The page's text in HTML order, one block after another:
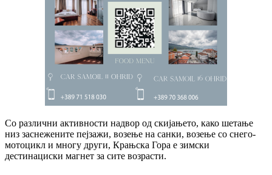
Со различни активности надвор од скијањето, како шетање
низ заснежените пејзажи, возење на санки, возење со снего-
мотоцикл и многу други, Крањска Гора е зимски
дестинациски магнет за сите возрасти.